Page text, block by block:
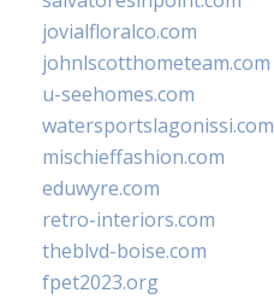
jovialfloralco.com
johnlscotthometeam.com
u-seehomes.com
watersportslagonissi.com
mischieffashion.com
eduwyre.com
retro-interiors.com
theblvd-boise.com
fpet2023.org